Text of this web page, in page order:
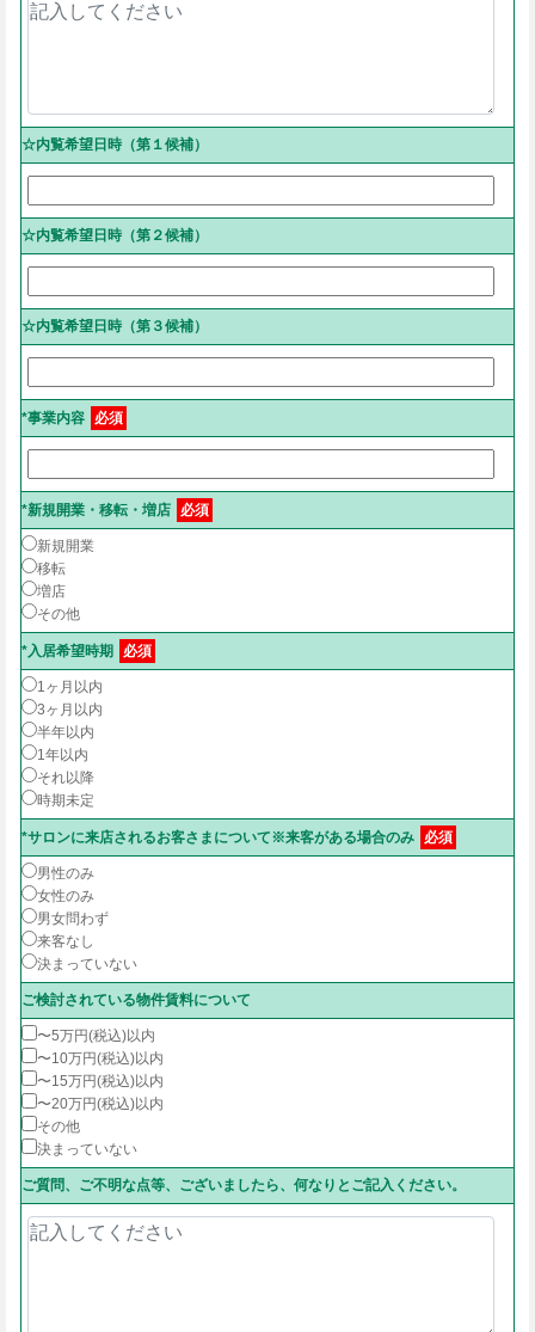
☆内覧希望日時（第１候補）
☆内覧希望日時（第２候補）
☆内覧希望日時（第３候補）
*事業内容 必須
*新規開業・移転・増店 必須
新規開業
移転
増店
その他
*入居希望時期 必須
1ヶ月以内
3ヶ月以内
半年以内
1年以内
それ以降
時期未定
*サロンに来店されるお客さまについて※来客がある場合のみ 必須
男性のみ
女性のみ
男女問わず
来客なし
決まっていない
ご検討されている物件賃料について
〜5万円(税込)以内
〜10万円(税込)以内
〜15万円(税込)以内
〜20万円(税込)以内
その他
決まっていない
ご質問、ご不明な点等、ございましたら、何なりとご記入ください。